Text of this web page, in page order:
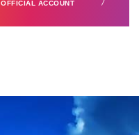
OFFICIAL ACCOUNT